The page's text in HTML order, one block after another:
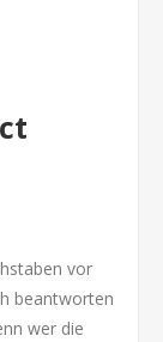
vor
beantworten
wer die